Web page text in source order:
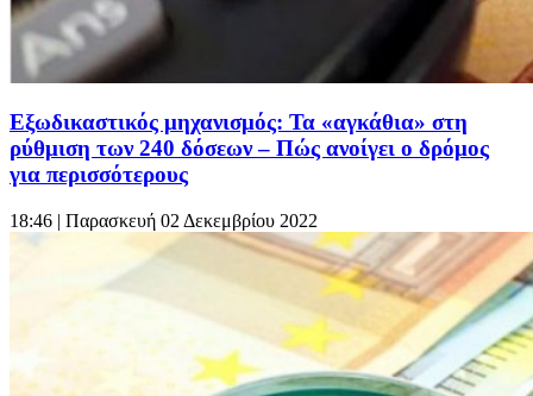
Εξωδικαστικός μηχανισμός: Τα «αγκάθια» στη
ρύθμιση των 240 δόσεων – Πώς ανοίγει ο δρόμος
για περισσότερους
18:46 | Παρασκευή 02 Δεκεμβρίου 2022